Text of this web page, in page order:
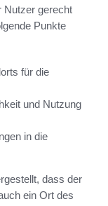
Nutzer gerecht
Punkte
für die
und Nutzung
in die
dass der
ein Ort des